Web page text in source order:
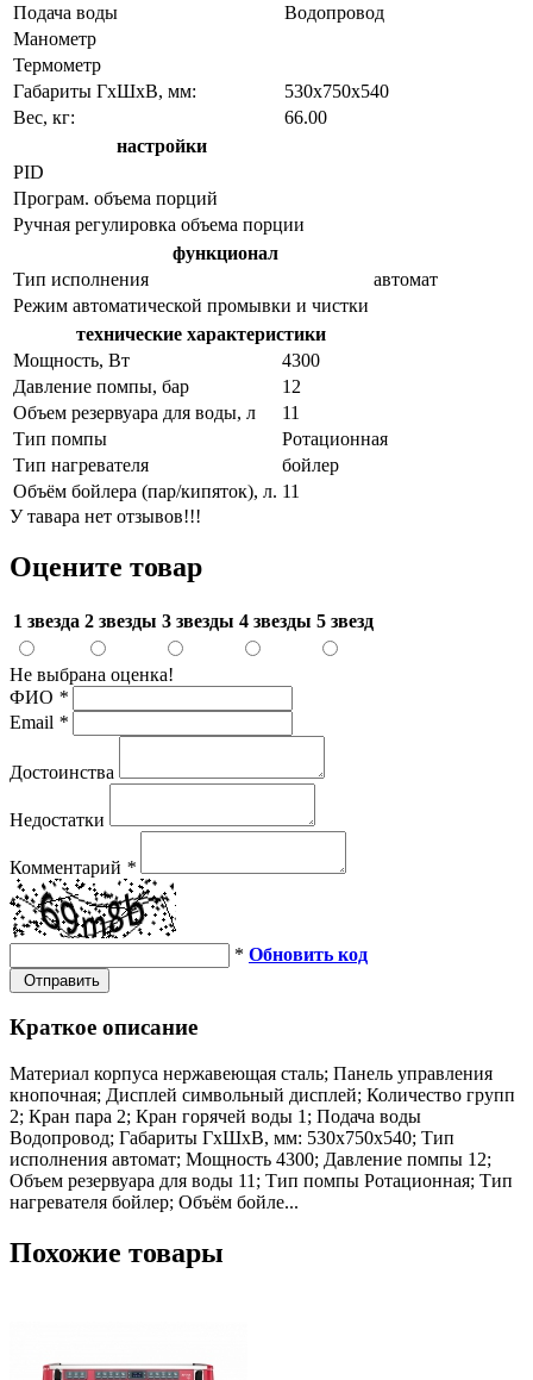
Подача воды
Водопровод
Манометр
Термометр
Габариты ГхШхВ, мм:
530х750х540
Вес, кг:
66.00
настройки
PID
Програм. объема порций
Ручная регулировка объема порции
функционал
Тип исполнения
автомат
Режим автоматической промывки и чистки
технические характеристики
Мощность, Вт
4300
Давление помпы, бар
12
Объем резервуара для воды, л
11
Тип помпы
Ротационная
Тип нагревателя
бойлер
Объём бойлера (пар/кипяток), л. 11
У тавара нет отзывов!!!
Оцените товар
1 звезда 2 звезды 3 звезды 4 звезды 5 звезд
Не выбрана оценка!
ФИО *
Email *
Достоинства
Недостатки
Комментарий *
* Обновить код
Отправить
Краткое описание
Материал корпуса нержавеющая сталь; Панель управления
кнопочная; Дисплей символьный дисплей; Количество групп
2; Кран пара 2; Кран горячей воды 1; Подача воды
Водопровод; Габариты ГхШхВ, мм: 530х750х540; Тип
исполнения автомат; Мощность 4300; Давление помпы 12;
Объем резервуара для воды 11; Тип помпы Ротационная; Тип
нагревателя бойлер; Объём бойле...
Похожие товары